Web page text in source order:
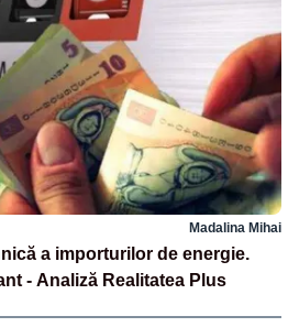
Madalina Mihai
a importurilor de energie.
- Analiză Realitatea Plus